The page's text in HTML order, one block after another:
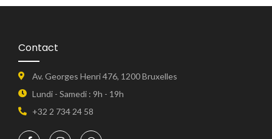
Contact
Av. Georges Henri 476, 1200 Bruxelles
Lundi - Samedi : 9h - 19h
+32 2 734 24 58